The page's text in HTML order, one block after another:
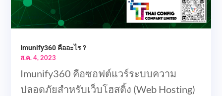
Imunify360 คืออะไร ?
ส.ค. 4, 2023
Imunify360 คือซอฟต์แวร์ระบบความ
ปลอดภัยสำหรับเว็บโฮสติ้ง (Web Hosting)